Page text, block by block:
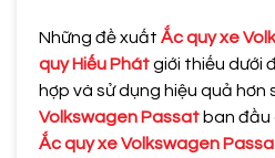
Những đề xuất Ắc quy xe
quy Hiếu Phátgiới thiếu dưới
hợp và sử dụng hiệu quả hơn
Volkswagen Passat ban đầu
Ắc quy xe Volkswagen